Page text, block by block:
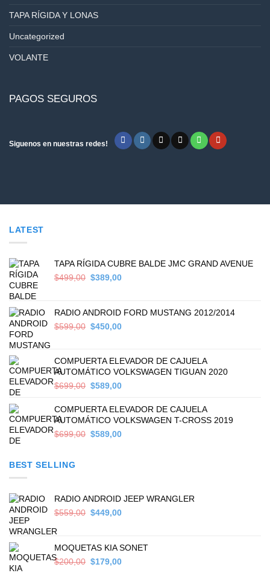
TAPA RÍGIDA Y LONAS
Uncategorized
VOLANTE
PAGOS SEGUROS
Siguenos en nuestras redes!
LATEST
TAPA RÍGIDA CUBRE BALDE JMC GRAND AVENUE
$499,00 Original
$499,00.
$389,00Current
$389,00.
RADIO ANDROID FORD MUSTANG 2012/2014
$599,00 Original
$599,00.
$450,00Current
$450,00.
COMPUERTA ELEVADOR DE CAJUELA
AUTOMÁTICO VOLKSWAGEN TIGUAN 2020
$699,00 Original
was:
$699,00.
$589,00Current
is:
$589,00.
COMPUERTA ELEVADOR DE CAJUELA
AUTOMÁTICO VOLKSWAGEN T-CROSS 2019
$699,00 Original
$589,00Current
BEST SELLING
RADIO ANDROID JEEP WRANGLER
$559,00 Original
$559,00.
$449,00Current
$449,00.
MOQUETAS KIA SONET
$200,00 Original
$179,00Current